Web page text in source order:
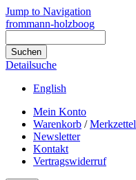
Jump to Navigation
frommann-holzboog
Detailsuche
English
Mein Konto
Warenkorb /Merkzettel
Newsletter
Kontakt
Vertragswiderruf